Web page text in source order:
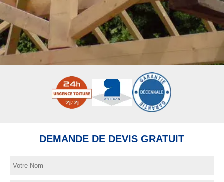
DEMANDE DE DEVIS GRATUIT